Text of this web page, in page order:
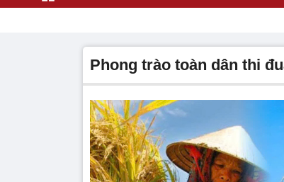
phong trào toàn dân thi